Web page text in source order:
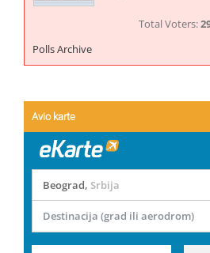
Total Voters:
Polls Archive
Avio karte
Beograd, Srbija
Destinacija (grad ili aerodrom)